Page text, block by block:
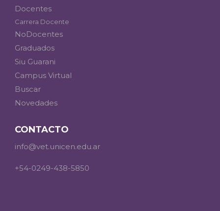
Docentes
Carrera Docente
NoDocentes
Graduados
Siu Guarani
Campus Virtual
Buscar
Novedades
CONTACTO
info@vet.unicen.edu.ar
+54-0249-438-5850